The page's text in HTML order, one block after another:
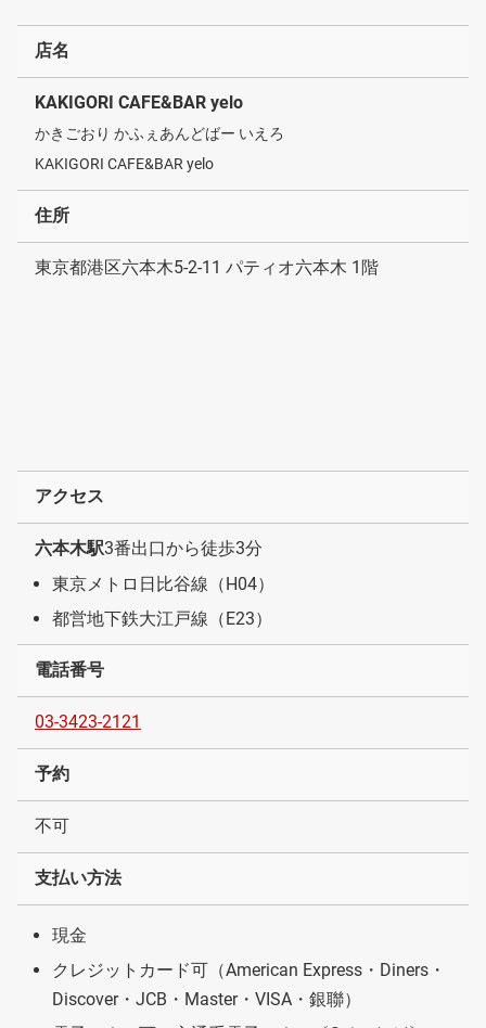
店名
KAKIGORI CAFE&BAR yelo
かきごおり かふぇあんどばー いえろ
KAKIGORI CAFE&BAR yelo
住所
東京都港区六本木5-2-11 パティオ六本木 1階
アクセス
六本木駅3番出口から徒歩3分
東京メトロ日比谷線（H04）
都営地下鉄大江戸線（E23）
電話番号
03-3423-2121
予約
不可
支払い方法
現金
クレジットカード可（American Express・Diners・
Discover・JCB・Master・VISA・銀聯）